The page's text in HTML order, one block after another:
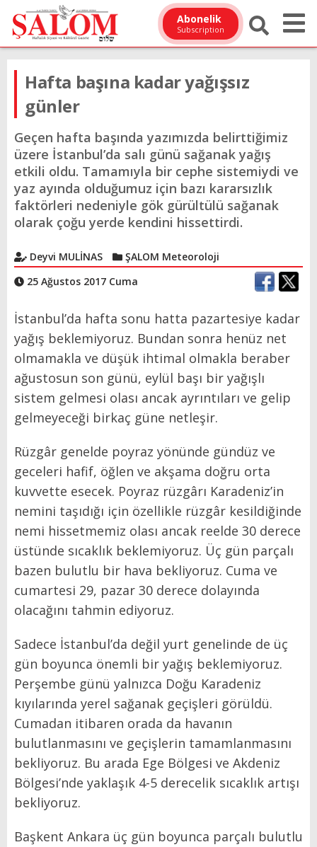
Abonelik
Subscription
Hafta başına kadar yağışsız
günler
Geçen hafta başında yazımızda belirttiğimiz
üzere İstanbul’da salı günü sağanak yağış
etkili oldu. Tamamıyla bir cephe sistemiydi ve
yaz ayında olduğumuz için bazı kararsızlık
faktörleri nedeniyle gök gürültülü sağanak
olarak çoğu yerde kendini hissettirdi.
Deyvi MULİNAS
ŞALOM Meteoroloji
25 Ağustos 2017 Cuma
İstanbul’da hafta sonu hatta pazartesiye kadar
yağış beklemiyoruz. Bundan sonra henüz net
olmamakla ve düşük ihtimal olmakla beraber
ağustosun son günü, eylül başı bir yağışlı
sistem gelmesi olası ancak ayrıntıları ve gelip
gelmeyeceği birkaç güne netleşir.
Rüzgâr genelde poyraz yönünde gündüz ve
geceleri hafif, öğlen ve akşama doğru orta
kuvvette esecek. Poyraz rüzgârı Karadeniz’in
nemini taşıdığı için özellikle rüzgâr kesildiğinde
nemi hissetmemiz olası ancak reelde 30 derece
üstünde sıcaklık beklemiyoruz. Üç gün parçalı
bazen bulutlu bir hava bekliyoruz. Cuma ve
cumartesi 29, pazar 30 derece dolayında
olacağını tahmin ediyoruz.
Sadece İstanbul’da değil yurt genelinde de üç
gün boyunca önemli bir yağış beklemiyoruz.
Perşembe günü yalnızca Doğu Karadeniz
kıyılarında yerel sağanak geçişleri görüldü.
Cumadan itibaren orada da havanın
bulutlanmasını ve geçişlerin tamamlanmasını
bekliyoruz. Bu arada Ege Bölgesi ve Akdeniz
Bölgesi’nde yaklaşık 4-5 derecelik sıcaklık artışı
bekliyoruz.
Başkent Ankara üç gün boyunca parçalı bulutlu